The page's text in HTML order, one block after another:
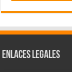
Enlaces Legales